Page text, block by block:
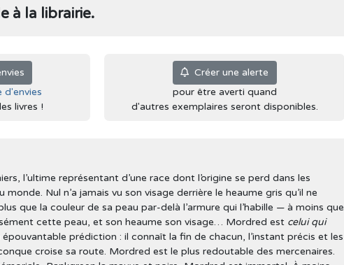
à la librairie.
d'envies
livres !
Créer une alerte
pour être averti quand
d'autres exemplaires seront disponibles.
l’ultime représentant d’une race dont l’origine se perd dans les
Nul n’a jamais vu son visage derrière le heaume gris qu’il ne
que la couleur de sa peau par-delà l’armure qui l’habille — à moins que
cette peau, et son heaume son visage… Mordred est celui qui
épouvantable prédiction : il connaît la fin de chacun, l’instant précis et les
croise sa route. Mordred est le plus redoutable des mercenaires.